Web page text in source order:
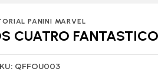
PANINI MARVEL
CUATRO
QFFOU003